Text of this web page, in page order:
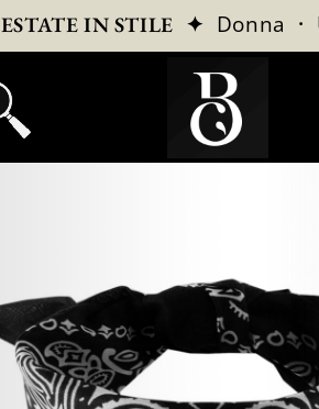
ESTATE IN STILE ✦ Donna ·